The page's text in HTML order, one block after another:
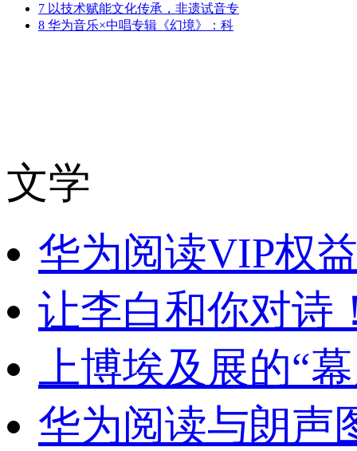
7 以技术赋能文化传承，非遗试音专
8 华为音乐×中唱专辑《幻境》：科
文学
华为阅读VIP权
让李白和你对诗
上博埃及展的“
华为阅读与朗声